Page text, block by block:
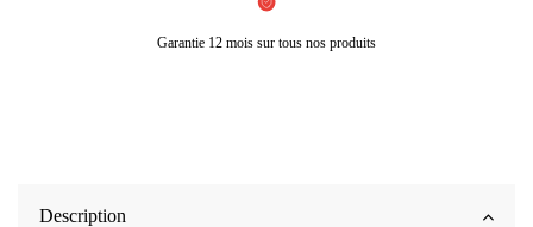
Garantie 12 mois sur tous nos produits
Description